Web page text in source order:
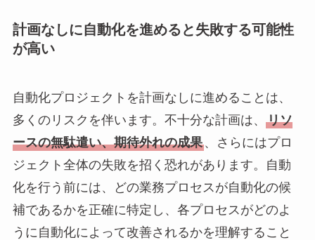
計画なしに自動化を進めると失敗する可能性
が高い
自動化プロジェクトを計画なしに進めることは、
多くのリスクを伴います。不十分な計画は、 リソ
ースの無駄遣い、期待外れの成果、さらにはプロ
ジェクト全体の失敗を招く恐れがあります。自動
化を行う前には、どの業務プロセスが自動化の候
補であるかを正確に特定し、各プロセスがどのよ
うに自動化によって改善されるかを理解すること